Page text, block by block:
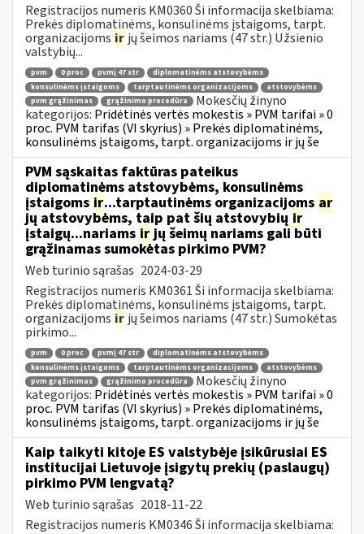
Registracijos numeris KM0360 Ši informacija skelbiama:
Prekės diplomatinėms, konsulinėms įstaigoms, tarpt.
organizacijoms ir jų šeimos nariams (47 str.) Užsienio
valstybių...
pvm 0 proc pvmį 47 str
diplomatinėms atstovybėms
konsulinėms įstaigoms
tarptautinėms organizacijoms
atstovybėms
pvm grąžinimas
grąžinimo procedūra
Mokesčių žinyno
kategorijos: Pridėtinės vertės mokestis » PVM tarifai » 0
proc. PVM tarifas (VI skyrius) » Prekės diplomatinėms,
konsulinėms įstaigoms, tarpt. organizacijoms ir jų še
PVM sąskaitas faktūras pateikus
diplomatinėms atstovybėms, konsulinėms
įstaigoms ir...tarptautinėms organizacijoms ar
jų atstovybėms, taip pat šių atstovybių ir
įstaigų...nariams irjų šeimų nariams gali būti
grąžinamas sumokėtas pirkimo PVM?
Web turinio sąrašas 2024-03-29
Registracijos numeris KM0361 Ši informacija skelbiama:
Prekės diplomatinėms, konsulinėms įstaigoms, tarpt.
organizacijoms ir jų šeimos nariams (47 str.) Sumokėtas
pirkimo...
pvm 0 proc pvmį 47 str
diplomatinėms atstovybėms
konsulinėms įstaigoms
tarptautinėms organizacijoms
atstovybėms
pvm grąžinimas
grąžinimo procedūra
Mokesčių žinyno
kategorijos: Pridėtinės vertės mokestis » PVM tarifai » 0
proc. PVM tarifas (VI skyrius) » Prekės diplomatinėms,
konsulinėms įstaigoms, tarpt. organizacijoms ir jų še
Kaip taikyti kitoje ES valstybėje įsikūrusiai ES
institucijai Lietuvoje įsigytų prekių (paslaugų)
pirkimo PVM lengvatą?
Web turinio sąrašas 2018-11-22
Registracijos numeris KM0346 Ši informacija skelbiama: